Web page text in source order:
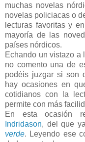
muchas novelas
novelas policiacas o
lecturas favoritas y
mayoría de las
países nórdicos.
Echando un vistazo a
no comento una de
podéis juzgar si son
hay ocasiones en
cotidianos con la
permite con más
En esta ocasión
Indridason, del que
verde. Leyendo ese